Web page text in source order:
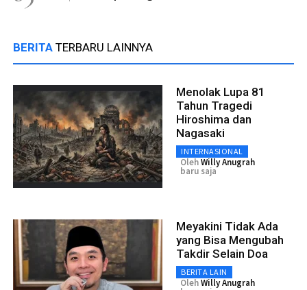
BERITA TERBARU LAINNYA
Menolak Lupa 81
Tahun Tragedi
Hiroshima dan
Nagasaki
INTERNASIONAL
OlehWilly Anugrah
baru saja
Meyakini Tidak Ada
yang Bisa Mengubah
Takdir Selain Doa
BERITA LAIN
OlehWilly Anugrah